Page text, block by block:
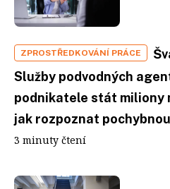
ZPROSTŘEDKOVÁNÍ PRÁCE
Služby podvodných
podnikatele stát miliony
jak rozpoznat
3 minuty čtení